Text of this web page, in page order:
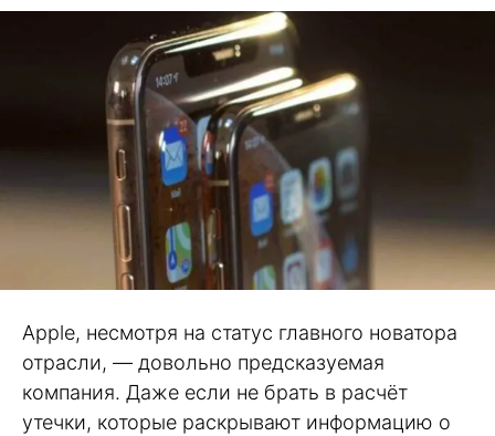
Apple, несмотря на статус главного новатора
отрасли, — довольно предсказуемая
компания. Даже если не брать в расчёт
утечки, которые раскрывают информацию о